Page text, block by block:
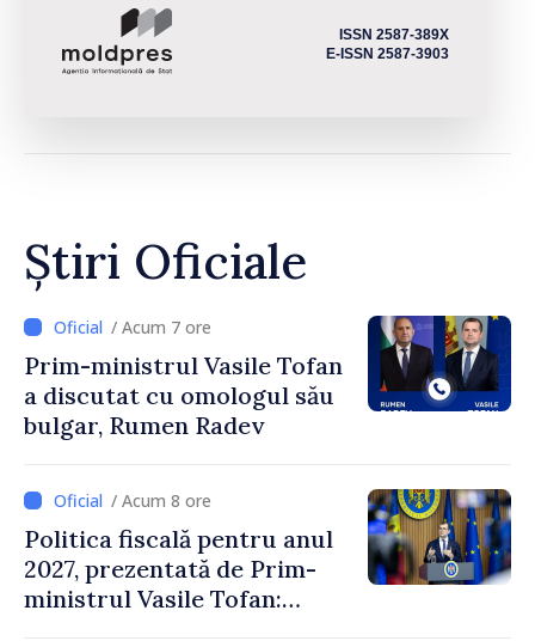
ISSN 2587-389X
E-ISSN 2587-3903
Știri Oficiale
/ Acum 7 ore
Prim-ministrul Vasile Tofan
a discutat cu omologul său
bulgar, Rumen Radev
/ Acum 8 ore
Politica fiscală pentru anul
2027, prezentată de Prim-
ministrul Vasile Tofan: